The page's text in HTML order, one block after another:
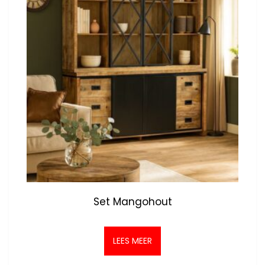
Set Mangohout
LEES MEER